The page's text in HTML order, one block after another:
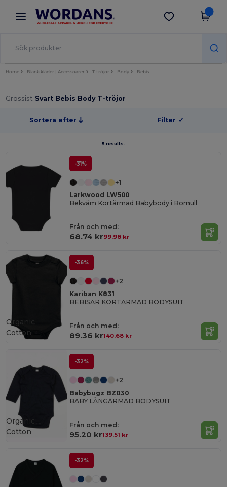
× Wordans-app
Bättre priser i appen!
Hämta app
Home Blank kläder | Accessoarer T-tröjor Body Bebis
Grossist Svart Bebis Body T-tröjor
Sortera efter Filter ✓
5 results.
-31%
+1
Larkwood LW500
Bekväm Kortärmad Babybody i Bomull
Från och med:
68.74 kr99.98 kr
-36%
+2
Kariban K831
BEBISAR KORTÄRMAD BODYSUIT
Från och med:
89.36 kr140.68 kr
Organic
Cotton
-32%
+2
Babybugz BZ030
BABY LÅNGÄRMAD BODYSUIT
Från och med:
95.20 kr139.51 kr
Organic
Cotton
-32%